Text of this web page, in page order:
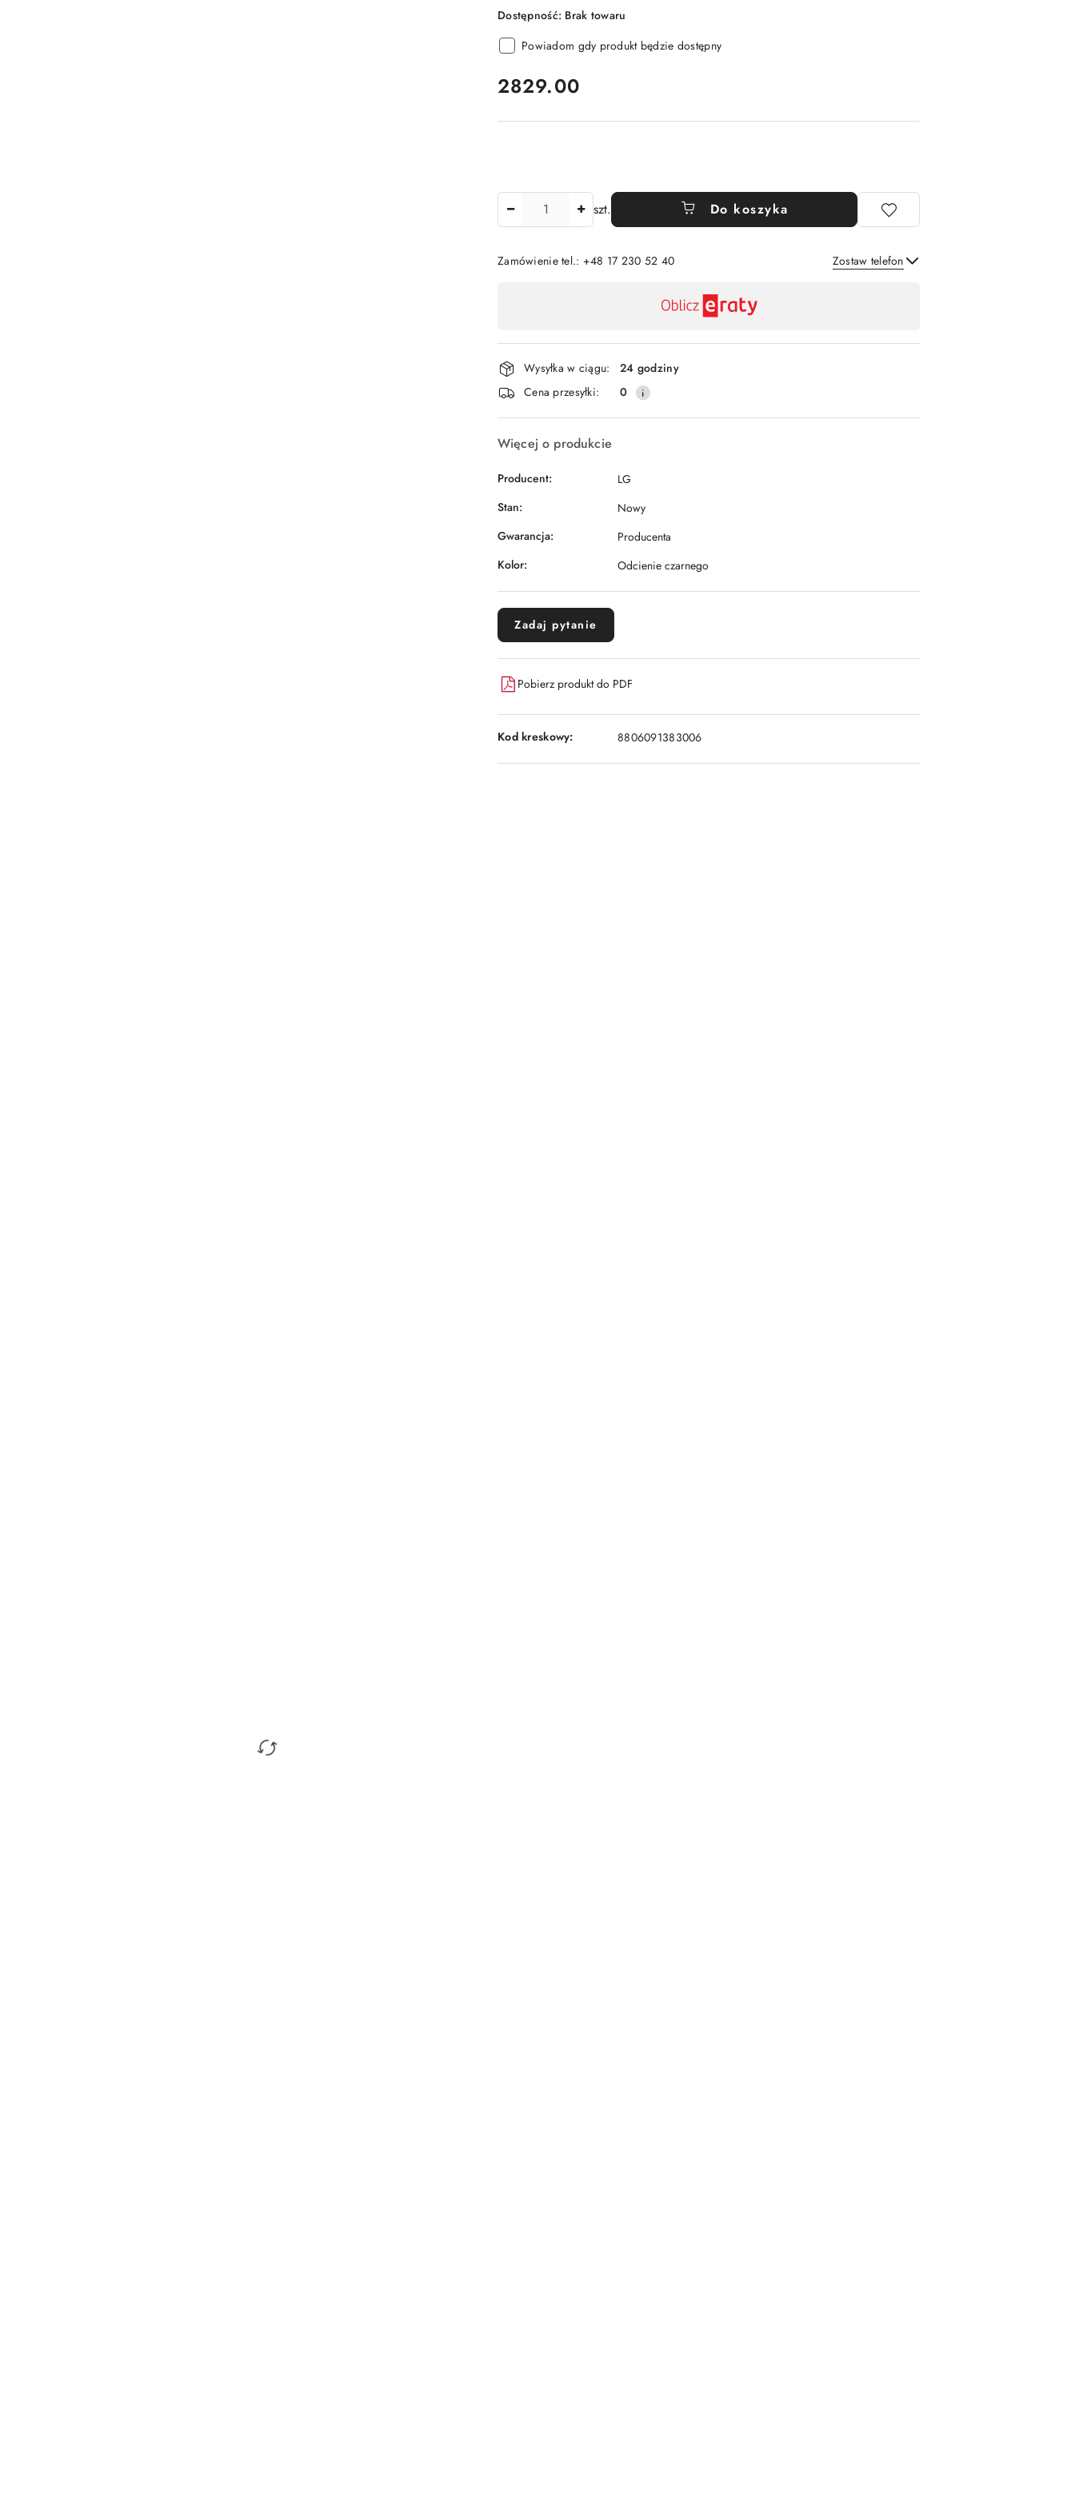
Dostępność: Brak towaru
Powiadom gdy produkt będzie dostępny
cena:
2829.00
szt. Do koszyka
Zamówienie tel.: +48 17 230 52 40 Zostaw telefon
płatność
i
dostawa
Wysyłka w ciągu:
24 godziny
Cena przesyłki:
0
Więcej o produkcie
Producent:
LG
Stan:
Nowy
Gwarancja:
Producenta
Kolor:
Odcienie czarnego
Zadaj pytanie
Pobierz produkt do PDF
Kod kreskowy: 8806091383006